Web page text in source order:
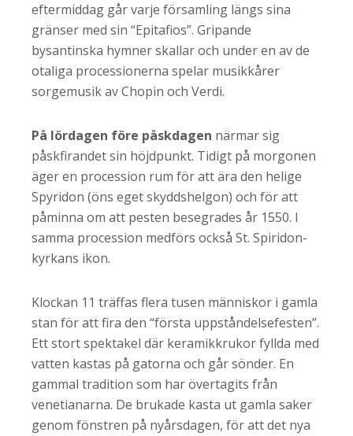
eftermiddag går varje församling längs sina
gränser med sin “Epitafios”. Gripande
bysantinska hymner skallar och under en av de
otaliga processionerna spelar musikkårer
sorgemusik av Chopin och Verdi.
På lördagen före påskdagen närmar sig
påskfirandet sin höjdpunkt. Tidigt på morgonen
äger en procession rum för att ära den helige
Spyridon (öns eget skyddshelgon) och för att
påminna om att pesten besegrades år 1550. I
samma procession medförs också St. Spiridon-
kyrkans ikon.
Klockan 11 träffas flera tusen människor i gamla
stan för att fira den “första uppståndelsefesten”.
Ett stort spektakel där keramikkrukor fyllda med
vatten kastas på gatorna och går sönder. En
gammal tradition som har övertagits från
venetianarna. De brukade kasta ut gamla saker
genom fönstren på nyårsdagen, för att det nya